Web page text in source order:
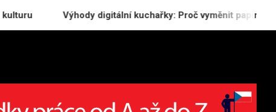
Výhody digitální kuchařky: Proč vyměnit papír za tablet